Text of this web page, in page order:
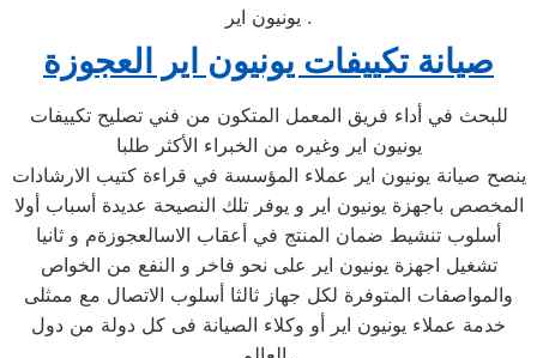
يونيون اير .
صيانة تكييفات يونيون اير العجوزة
للبحث في أداء فريق المعمل المتكون من فني تصليح تكييفات
يونيون اير وغيره من الخبراء الأكثر طلبا
ينصح صيانة يونيون اير عملاء المؤسسة في قراءة كتيب الارشادات
المخصص باجهزة يونيون اير و يوفر تلك النصيحة عديدة أسباب أولا
أسلوب تنشيط ضمان المنتج في أعقاب الاسالعجوزةم و ثانيا
تشغيل اجهزة يونيون اير على نحو فاخر و النفع من الخواص
والمواصفات المتوفرة لكل جهاز ثالثا أسلوب الاتصال مع ممثلى
خدمة عملاء يونيون اير أو وكلاء الصيانة فى كل دولة من دول